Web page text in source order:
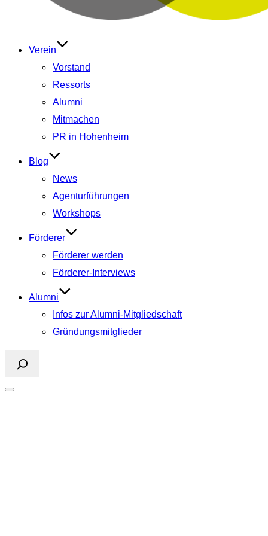
Verein
Vorstand
Ressorts
Alumni
Mitmachen
PR in Hohenheim
Blog
News
Agenturführungen
Workshops
Förderer
Förderer werden
Förderer-Interviews
Alumni
Infos zur Alumni-Mitgliedschaft
Gründungsmitglieder
Suchen